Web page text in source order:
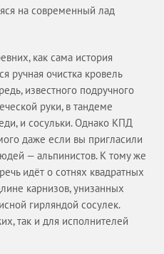
на современный лад
как сама история
ручная очистка кровель
известного подручного
руки, в тандеме
и сосульки. Однако КПД
даже если вы пригласили
— альпинистов. К тому же
идёт о сотнях квадратных
карнизов, унизанных
гирляндой сосулек.
так и для исполнителей